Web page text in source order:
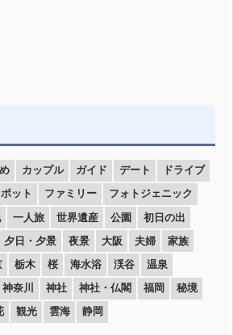
カップル ガイド デート
ドライブ
ット ファミリー
フォトジェニック
一人旅 世界遺産 公園
初日の出
夕日・夕景 夜景 大阪 夫婦
家族
栃木 桜 海水浴 渓谷
温泉
神奈川 神社 神社・仏閣 福岡
秘境
観光 雲海 静岡